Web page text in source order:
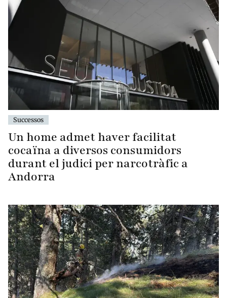
Successos
Un home admet haver facilitat
cocaïna a diversos consumidors
durant el judici per narcotràfic a
Andorra